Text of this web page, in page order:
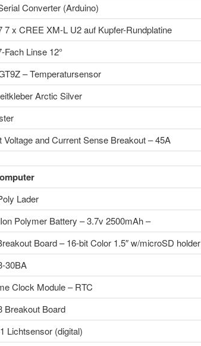
Converter (Arduino)
7 x CREE XM-L U2 auf Kupfer-Rundplatine
Fach Linse 12°
– Temperatursensor
Arctic Silver
Voltage and Current Sense Breakout – 45A
Lader
Polymer Battery – 3.7v 2500mAh –
Board – 16-bit Color 1.5″ w/microSD holder
30BA
Clock Module – RTC
Breakout Board
Lichtsensor (digital)